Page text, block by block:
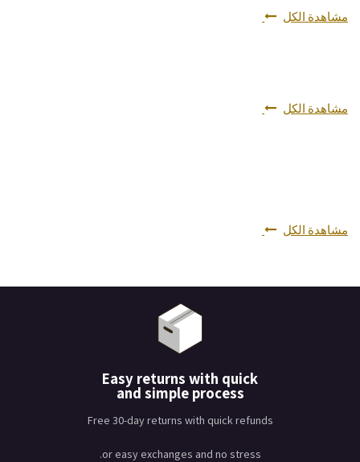
مشاهدة الكل
مشاهدة الكل
مشاهدة الكل
Easy returns with quick
and simple process
Free 30-day returns with quick refunds
or easy exchanges and no stress.